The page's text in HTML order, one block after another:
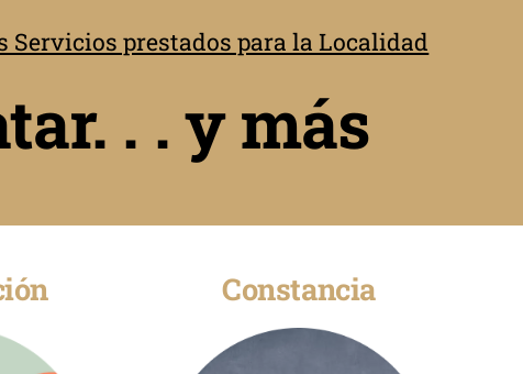
prestados para la Localidad
. . y más
Constancia